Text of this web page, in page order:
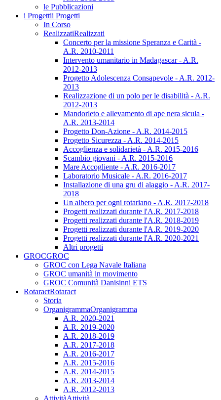
le Pubblicazioni
i Progettii Progetti
In Corso
RealizzatiRealizzati
Concerto per la missione Speranza e Carità -
A.R. 2010-2011
Intervento umanitario in Madagascar - A.R.
2012-2013
Progetto Adolescenza Consapevole - A.R. 2012-
2013
Realizzazione di un polo per le disabilità - A.R.
2012-2013
Mandorleto e allevamento di ape nera sicula -
A.R. 2013-2014
Progetto Don-Azione - A.R. 2014-2015
Progetto Sicurezza - A.R. 2014-2015
Accoglienza e solidarietà - A.R. 2015-2016
Scambio giovani - A.R. 2015-2016
Mare Accogliente - A.R. 2016-2017
Laboratorio Musicale - A.R. 2016-2017
Installazione di una gru di alaggio - A.R. 2017-
2018
Un albero per ogni rotariano - A.R. 2017-2018
Progetti realizzati durante l'A.R. 2017-2018
Progetti realizzati durante l'A.R. 2018-2019
Progetti realizzati durante l'A.R. 2019-2020
Progetti realizzati durante l'A.R. 2020-2021
Altri progetti
GROCGROC
GROC con Lega Navale Italiana
GROC umanità in movimento
GROC Comunità Danisinni ETS
RotaractRotaract
Storia
OrganigrammaOrganigramma
A.R. 2020-2021
A.R. 2019-2020
A.R. 2018-2019
A.R. 2017-2018
A.R. 2016-2017
A.R. 2015-2016
A.R. 2014-2015
A.R. 2013-2014
A.R. 2012-2013